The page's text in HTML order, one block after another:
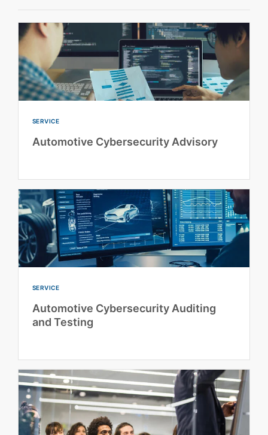
SERVICE
Automotive Cybersecurity Advisory
SERVICE
Automotive Cybersecurity Auditing
and Testing